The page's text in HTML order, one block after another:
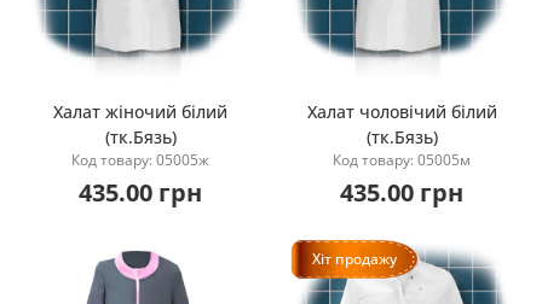
Купити
Халат жіночий білий
(тк.Бязь)
Код товару: 05005ж
435.00 грн
Купити
Халат чоловічий білий
(тк.Бязь)
Код товару: 05005м
435.00 грн
Хіт продажу